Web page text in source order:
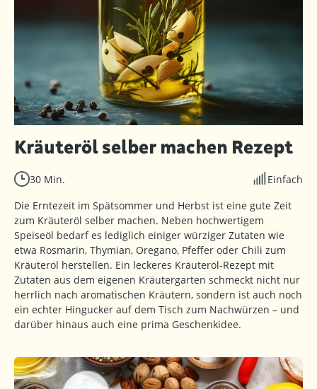
Kräuteröl selber machen Rezept
30 Min.
Einfach
Die Erntezeit im Spätsommer und Herbst ist eine gute Zeit
zum Kräuteröl selber machen. Neben hochwertigem
Speiseöl bedarf es lediglich einiger würziger Zutaten wie
etwa Rosmarin, Thymian, Oregano, Pfeffer oder Chili zum
Kräuteröl herstellen. Ein leckeres Kräuteröl-Rezept mit
Zutaten aus dem eigenen Kräutergarten schmeckt nicht nur
herrlich nach aromatischen Kräutern, sondern ist auch noch
ein echter Hingucker auf dem Tisch zum Nachwürzen – und
darüber hinaus auch eine prima Geschenkidee.